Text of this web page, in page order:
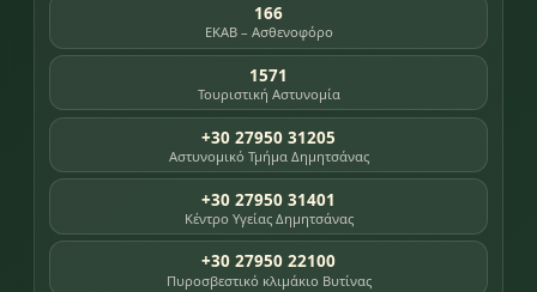
166
ΕΚΑΒ – Ασθενοφόρο
1571
Τουριστική Αστυνομία
+30 27950 31205
Αστυνομικό Τμήμα Δημητσάνας
+30 27950 31401
Κέντρο Υγείας Δημητσάνας
+30 27950 22100
Πυροσβεστικό κλιμάκιο Βυτίνας